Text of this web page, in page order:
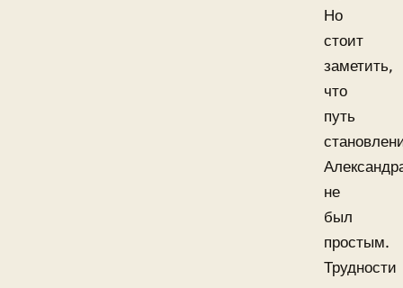
Но
стоит
заметить,
что
путь
не
был
простым.
Трудности